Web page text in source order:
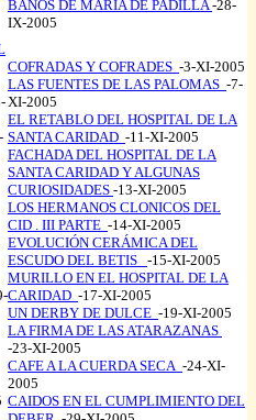
BAÑOS DE MARIA DE PADILLA-28-
IX-2005
COFRADAS Y COFRADES -3-XI-2005
LAS FUENTES DE LAS PALOMAS -7-
XI-2005
EL RETABLO DEL HOSPITAL DE LA
SANTA CARIDAD -11-XI-2005
FACHADA DEL HOSPITAL DE LA
SANTA CARIDAD Y ALGUNAS
CURIOSIDADES -13-XI-2005
LOS HERMANOS CLONICOS DEL
CID . III PARTE -14-XI-2005
EVOLUCIÓN CERÁMICA DEL
ESCUDO DEL BETIS -15-XI-2005
MURILLO EN EL HOSPITAL DE LA
CARIDAD -17-XI-2005
UN DERBY DE DULCE -19-XI-2005
LA FIRMA DE LAS ATARAZANAS
-23-XI-2005
CAFE A LA CUERDA SECA -24-XI-
2005
CAIDOS EN EL CUMPLIMIENTO DEL